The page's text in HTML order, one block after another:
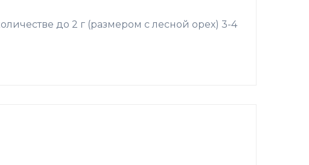
до 2 г (размером с лесной орех) 3-4